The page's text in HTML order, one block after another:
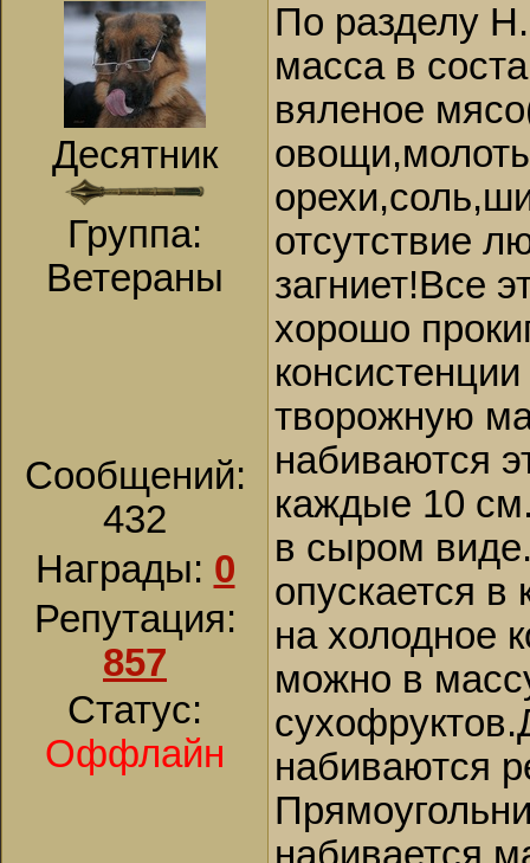
Десятник
Группа:
Ветераны
Сообщений:
432
Награды: 0
Репутация:
857
Статус:
Оффлайн
По разделу
масса в
вяленое
отсутствие
загниет!Все
хорошо
творожную
набиваются
каждые 10
в сыром
опускается
на холодное
можно в
набиваются